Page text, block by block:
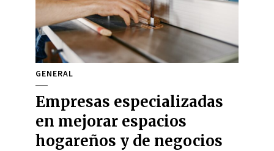
GENERAL
Empresas especializadas
en mejorar espacios
hogareños y de negocios